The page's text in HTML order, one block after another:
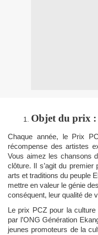
Objet du prix :
Chaque année, le Prix
récompense des artistes
Vous aimez les chansons
clôture. Il s’agit du
arts et traditions du peuple
mettre en valeur le génie
conséquent, leur qualité de
Le prix PCZ pour la
par l’ONG Génération
jeunes promoteurs de la